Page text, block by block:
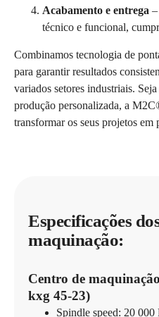
Acabamento e entrega
técnico e funcional,
Combinamos tecnologia de
para garantir resultados
variados setores industriais.
produção personalizada, a
transformar os seus projetos em
Especificações
maquinação:
Centro de
kxg 45-23)
Spindle speed: 20 000